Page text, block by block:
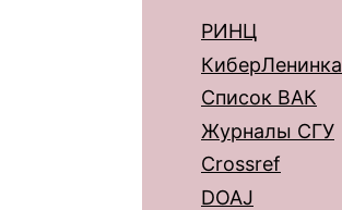
РИНЦ
КиберЛенинка
Список ВАК
Журналы СГУ
Crossref
DOAJ